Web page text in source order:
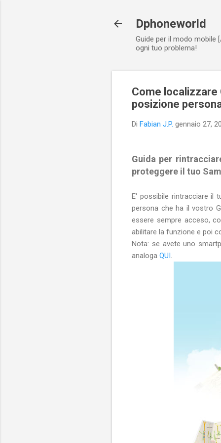
Dphoneworld
Guide per il modo mobile
ogni tuo problema!
Come localizzare
posizione
Di Fabian J.P. gennaio 27,
Guida per
proteggere il tuo
E' possibile rintracciare il
persona che ha il vostro
essere sempre acceso,
abilitare la funzione e poi
Nota: se avete uno
analoga QUI